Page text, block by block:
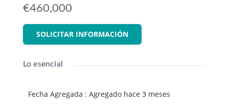
€460,000
SOLICITAR INFORMACIÓN
Lo esencial
Fecha Agregada : Agregado hace 3 meses